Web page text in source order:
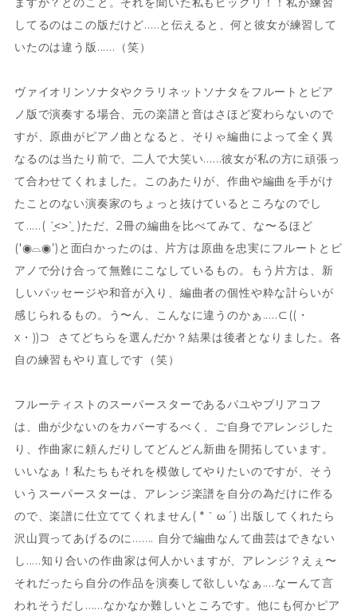
してるのはこの版だけど.....と伝えると、何と彼女が練習して
いたのは違う版......（笑）
ヴァイオリンソナタやクラリネットソナタをフルートとピア
ノ版で演奏する場合、元の楽譜と音はさほど変わらないので
すが、原曲がピアノ曲となると、そりゃ編曲によって全く異
なるのは当たり前で、二人で大笑い......彼女が私の方に頑張っ
て合わせてくれました。このあたりが、作曲や編曲を手がけ
たことのない演奏家のちょっと抜けているところなのでし
て.....( ˊ̱˂˃ˋ̱ )ただ、2冊の編曲を比べてみて、な〜るほど
('◉⌓◉’)と面白かったのは、片方は原曲を忠実にフルートとピ
アノで分け合って無難にこなしているもの。もう片方は、新
しいパッセージや和音が入り、編曲者の個性や粋な計らいが
感じられるもの。う〜ん、こんなに違うのかぁ.....⊂((・
x・))⊃ さてどちらを選んだか？結果は後者となりました。各
自の練習もやり直しです（笑）
フルーティストのスーパースターであるパユやブリアコフ
は、曲が少ないのをカバーするべく、ご自身でアレンジした
り、作曲家に頼んだりしてどんどん新曲を開拓しています。
いいなぁ！私たちもそれを模倣してやりたいのですが、そう
いうスーパースターは、アレンジ楽譜を自分の為だけに作る
ので、楽譜に仕立ててくれません( *｀ω´) 出版してくれたら
沢山買ってあげるのに....... 自分で編曲なんて曲芸はできない
し.....知り合いの作曲家は何人かいますが、アレンジ？えぇ〜
それだったら自分の作品を演奏して欲しいなぁ....なーんて言
われそうだし......なかなか難しいところです。他にも何かピア